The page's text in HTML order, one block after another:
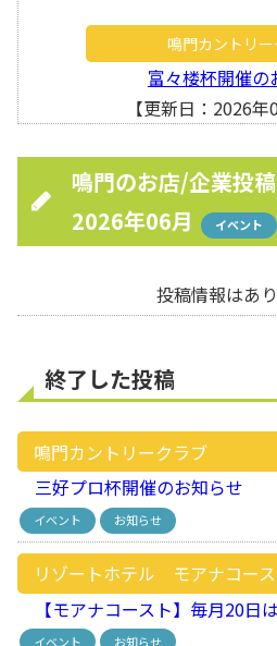
鳴門カントリ
富々楼杯開催の
【更新日：2026年
鳴門のお店/企業投
2026年06月
イベント
投稿情報はあ
終了した投稿
鳴門カントリークラブ
三好プロ杯開催のお知らせ
イベント お知らせ
リゾートホテル モアナコー
【モアナコースト】毎月20日
イベント お知らせ